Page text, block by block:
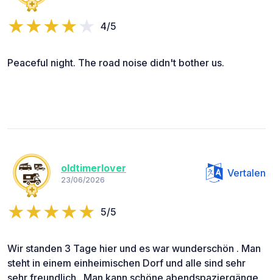
4/5
Peaceful night. The road noise didn't bother us.
oldtimerlover
23/06/2026
Vertalen
5/5
Wir standen 3 Tage hier und es war wunderschön . Man
steht in einem einheimischen Dorf und alle sind sehr
sehr freundlich . Man kann schöne abendspaziergänge